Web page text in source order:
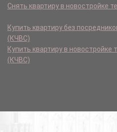
Снять квартиру в новостройке
Купить квартиру без
(КЧВС)
Купить квартиру в новостройке
(КЧВС)